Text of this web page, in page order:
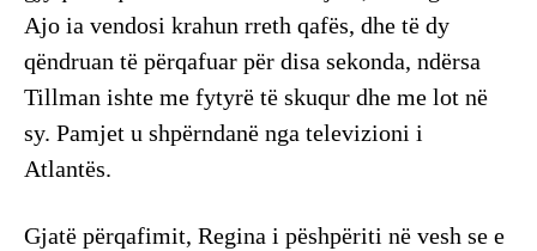
Ajo ia vendosi krahun rreth qafës, dhe të dy
qëndruan të përqafuar për disa sekonda, ndërsa
Tillman ishte me fytyrë të skuqur dhe me lot në
sy. Pamjet u shpërndanë nga televizioni i
Atlantës.
Gjatë përqafimit, Regina i pëshpëriti në vesh se e